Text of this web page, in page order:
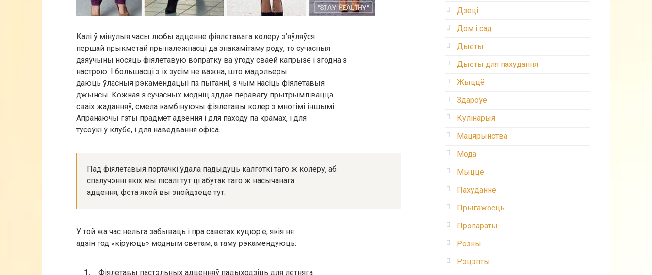
Калі ў мінулыя часы любы адценне фіялетавага колеру з’яўляўся
першай прыкметай прыналежнасці да знакамітаму роду, то сучасныя
дзяўчыны носяць фіялетавую вопратку ва ўгоду сваёй капрызе і згодна з
настрою. І большасці з іх зусім не важна, што мадэльеры
даюць ўласныя рэкамендацыі па пытанні, з чым насіць фіялетавыя
джынсы. Кожная з сучасных модніц аддае перавагу прытрымлівацца
сваіх жаданняў, смела камбінуючы фіялетавы колер з многімі іншымі.
Апранаючы гэты прадмет адзення і для паходу па крамах, і для
тусоўкі ў клубе, і для наведвання офіса.
Пад фіялетавыя портачкі ўдала падыдуць калготкі таго ж колеру, аб
спалучэнні якіх мы пісалі тут ці абутак таго ж насычанага
адцення, фота якой вы знойдзеце тут.
У той жа час нельга забываць і пра саветах куцюр’е, якія ня
адзін год «кіруюць» модным светам, а таму рэкамендуюць:
Фіялетавы пастэльных адценняў падыходзіць для летняга
Дзеці
Дом і сад
Дыеты
Дыеты для пахудання
Жыццё
Здароўе
Кулінарыя
Мацярынства
Мода
Мыццё
Пахуданне
Прыгажосць
Прэпараты
Розны
Рэцэпты